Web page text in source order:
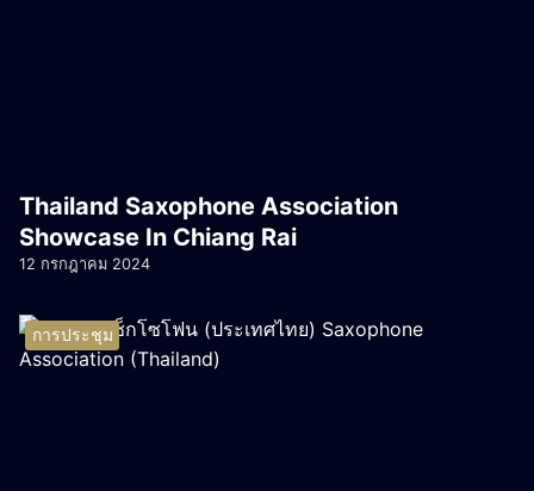
Thailand Saxophone Association
Showcase In Chiang Rai
12 กรกฎาคม 2024
การประชุม